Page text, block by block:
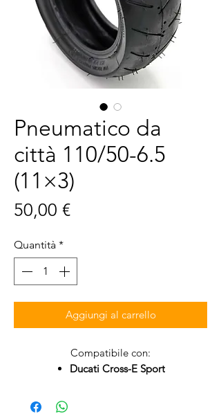
Pneumatico da
città 110/50-6.5
(11×3)
50,00 €Prezzo
Quantità *
Aggiungi al carrello
Compatibile con:
Ducati Cross-E Sport